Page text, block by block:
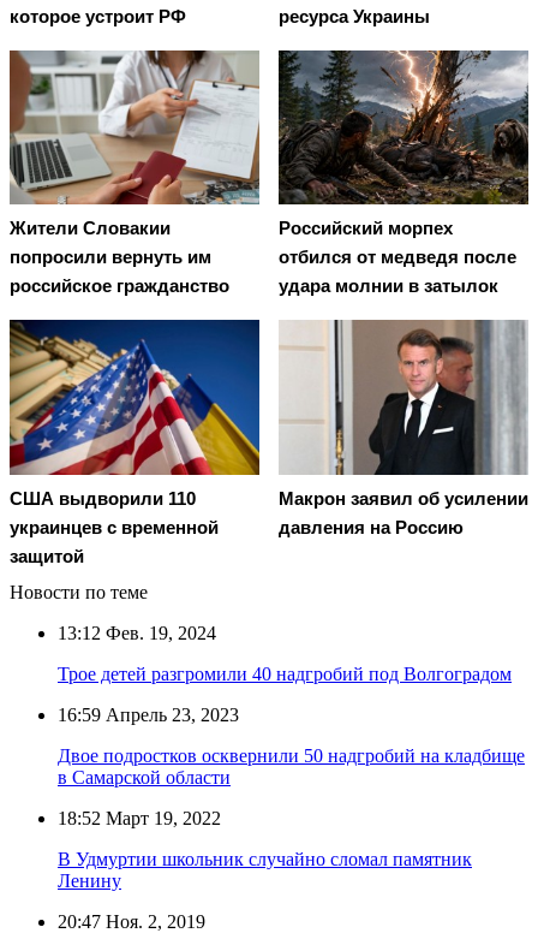
которое устроит РФ
ресурса Украины
Жители Словакии
попросили вернуть им
российское гражданство
Российский морпех
отбился от медведя после
удара молнии в затылок
США выдворили 110
украинцев с временной
защитой
Макрон заявил об усилении
давления на Россию
Новости по теме
13:12 Фев. 19, 2024
Трое детей разгромили 40 надгробий под Волгоградом
16:59 Апрель 23, 2023
Двое подростков осквернили 50 надгробий на кладбище
в Самарской области
18:52 Март 19, 2022
В Удмуртии школьник случайно сломал памятник
Ленину
20:47 Ноя. 2, 2019